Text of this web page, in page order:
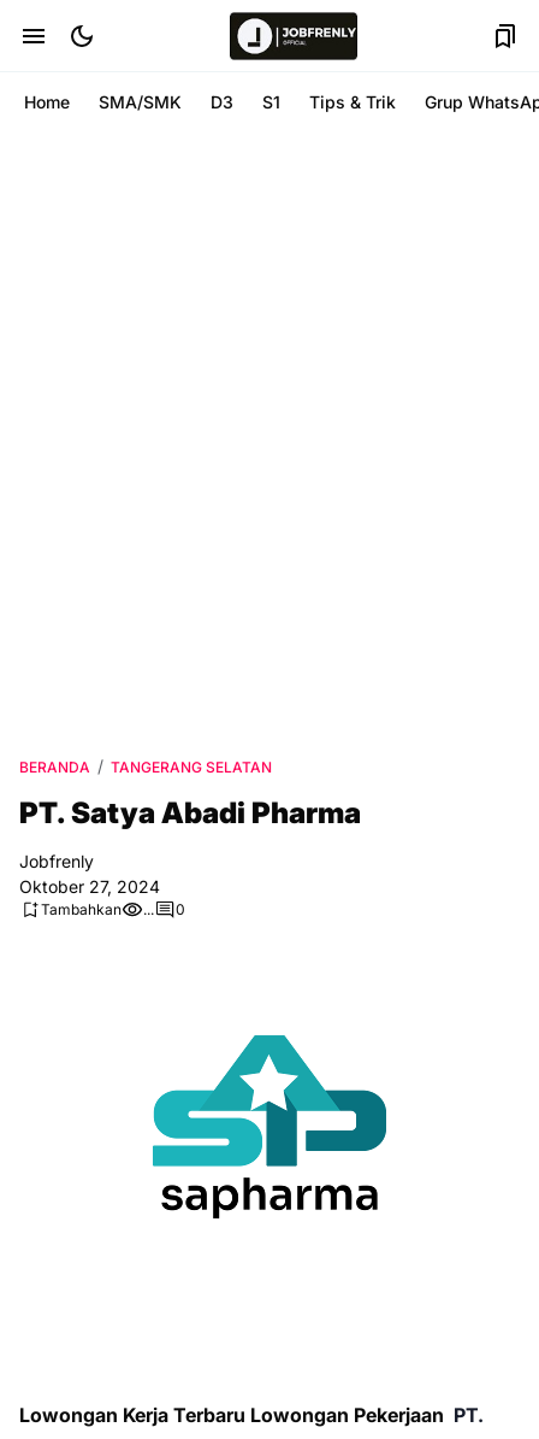
Home SMA/SMK D3 S1 Tips & Trik Grup
BERANDA TANGERANG SELATAN
PT. Satya Abadi Pharma
Jobfrenly
Oktober 27, 2024
Tambahkan ... 0
Lowongan Kerja Terbaru Lowongan Pekerjaan PT.